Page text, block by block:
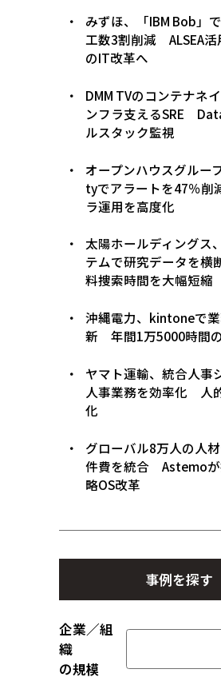
みずほ、「IBM Bob」
工数3割削減 ALSEA活
のIT改革へ
DMM TVのコンテナネ
ンフラ支えるSRE
ルスタック監視
オープンハウスグルー
tyでアラートを47％
ラ運用を高度化
太陽ホールディングス
テムで研究データを
料捜索時間を大幅短縮
沖縄電力、kintoneで
新 年間1万5000時間
ヤマト運輸、統合人事
人事業務を効率化 人
化
グローバル8万人の人
件費を統合 Astemoが
略OS改革
事例を探す
企業／組
織
の規模